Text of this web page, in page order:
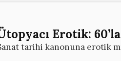
Erotik:
tarihi kanonuna erotik